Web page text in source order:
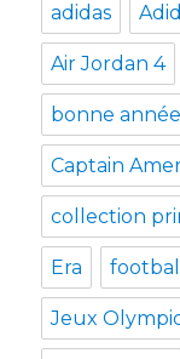
adidas
Air Jordan 4
bonne année
Captain
collection
Era football
Jeux